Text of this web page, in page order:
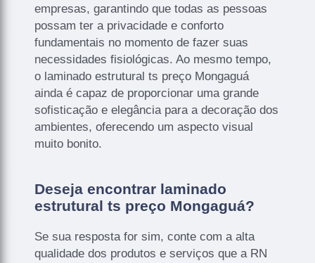
empresas, garantindo que todas as pessoas
possam ter a privacidade e conforto
fundamentais no momento de fazer suas
necessidades fisiológicas. Ao mesmo tempo,
o laminado estrutural ts preço Mongaguá
ainda é capaz de proporcionar uma grande
sofisticação e elegância para a decoração dos
ambientes, oferecendo um aspecto visual
muito bonito.
Deseja encontrar laminado
estrutural ts preço Mongaguá?
Se sua resposta for sim, conte com a alta
qualidade dos produtos e serviços que a RN